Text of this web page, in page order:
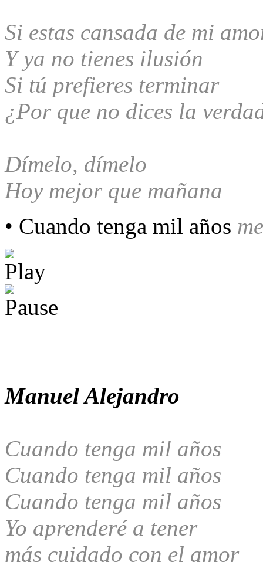
Si estas cansada de mi
Y ya no tienes ilusión
Si tú prefieres terminar
¿Por que no dices la
Dímelo, dímelo
Hoy mejor que mañana
• Cuando tenga mil años
Manuel Alejandro
Cuando tenga mil años
Cuando tenga mil años
Cuando tenga mil años
Yo aprenderé a tener
más cuidado con el amor